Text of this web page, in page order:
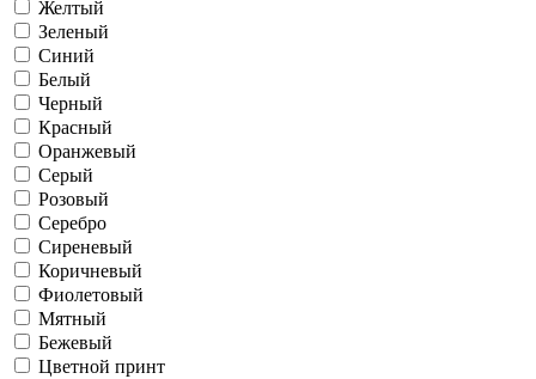
Желтый
Зеленый
Синий
Белый
Черный
Красный
Оранжевый
Серый
Розовый
Серебро
Сиреневый
Коричневый
Фиолетовый
Мятный
Бежевый
Цветной принт